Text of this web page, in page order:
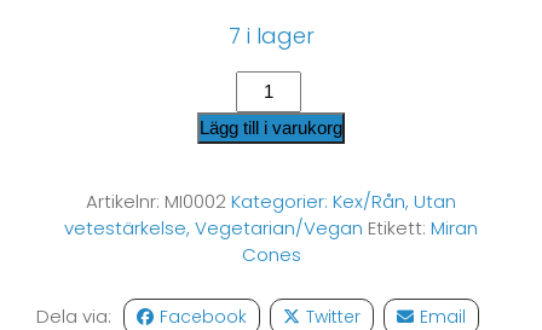
7 i lager
Lägg till i varukorg
Artikelnr: MI0002Kategorier: Kex/Rån, Utan
vetestärkelse, Vegetarian/Vegan Etikett: Miran
Cones
Dela via: Facebook Twitter Email